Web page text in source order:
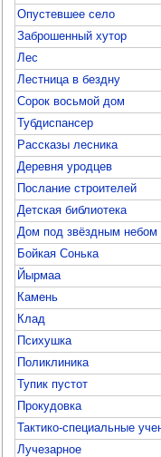
Опустевшее село
Заброшенный хутор
Лес
Лестница в бездну
Сорок восьмой дом
Тубдиспансер
Рассказы лесника
Деревня уродцев
Послание строителей
Детская библиотека
Дом под звёздным небом
Бойкая Сонька
Йырмаа
Камень
Клад
Психушка
Поликлиника
Тупик пустот
Прокудовка
Тактико-специальные
Лучезарное